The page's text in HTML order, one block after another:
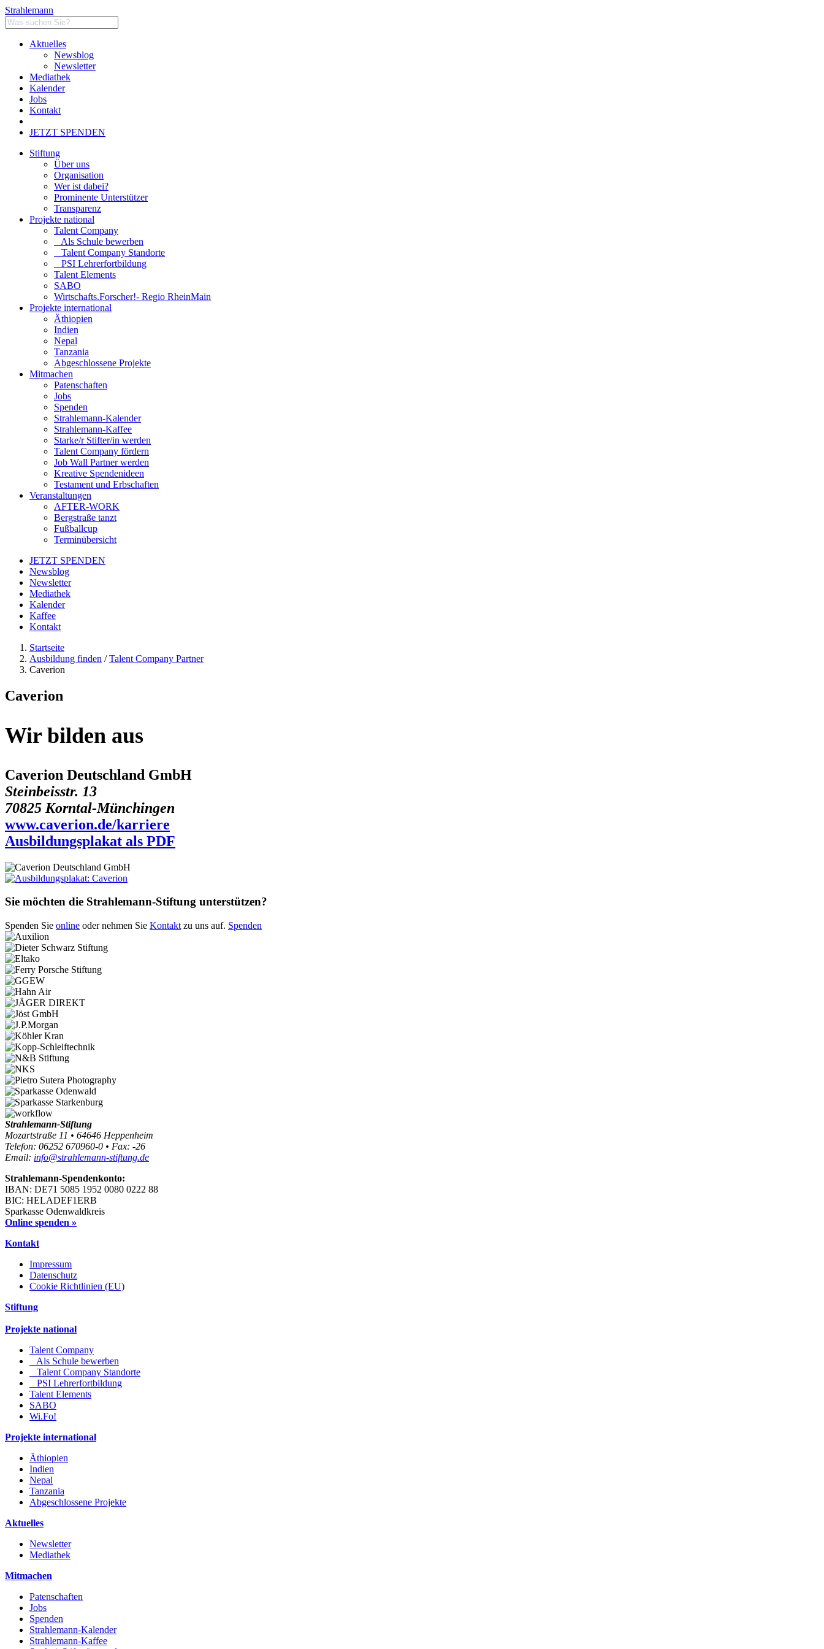
Strahlemann
Aktuelles
Newsblog
Newsletter
Mediathek
Kalender
Jobs
Kontakt
JETZT SPENDEN
Stiftung
Über uns
Organisation
Wer ist dabei?
Prominente Unterstützer
Transparenz
Projekte national
Talent Company
Als Schule bewerben
Talent Company Standorte
PSI Lehrerfortbildung
Talent Elements
SABO
Wirtschafts.Forscher!- Regio RheinMain
Projekte international
Äthiopien
Indien
Nepal
Tanzania
Abgeschlossene Projekte
Mitmachen
Patenschaften
Jobs
Spenden
Strahlemann-Kalender
Strahlemann-Kaffee
Starke/r Stifter/in werden
Talent Company fördern
Job Wall Partner werden
Kreative Spendenideen
Testament und Erbschaften
Veranstaltungen
AFTER-WORK
Bergstraße tanzt
Fußballcup
Terminübersicht
JETZT SPENDEN
Newsblog
Newsletter
Mediathek
Kalender
Kaffee
Kontakt
Startseite
Ausbildung finden /Talent Company Partner
Caverion
Caverion
Wir bilden aus
Caverion Deutschland GmbH
Steinbeisstr. 13
70825 Korntal-Münchingen
www.caverion.de/karriere
Ausbildungsplakat als PDF
Sie möchten die Strahlemann-Stiftung unterstützen?
Spenden Sie online oder nehmen Sie Kontakt zu uns auf. Spenden
Strahlemann-Stiftung
Mozartstraße 11 • 64646 Heppenheim
Telefon: 06252 670960-0 • Fax: -26
Email: info@strahlemann-stiftung.de
Strahlemann-Spendenkonto:
IBAN: DE71 5085 1952 0080 0222 88
BIC: HELADEF1ERB
Sparkasse Odenwaldkreis
Online spenden »
Kontakt
Impressum
Datenschutz
Cookie Richtlinien (EU)
Stiftung
Projekte national
Talent Company
Als Schule bewerben
Talent Company Standorte
PSI Lehrerfortbildung
Talent Elements
SABO
Wi.Fo!
Projekte international
Äthiopien
Indien
Nepal
Tanzania
Abgeschlossene Projekte
Aktuelles
Newsletter
Mediathek
Mitmachen
Patenschaften
Jobs
Spenden
Strahlemann-Kalender
Strahlemann-Kaffee